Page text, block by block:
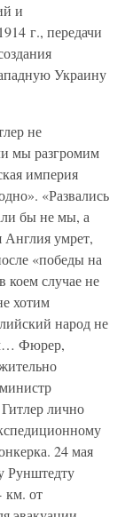
и
г., передачи
Украину
не
мы разгромим
империя
«Развались
бы не мы, а
умрет,
«победы на
коем случае не
хотим
народ не
Фюрер,
лично
24 мая
Рунштедту
км. от